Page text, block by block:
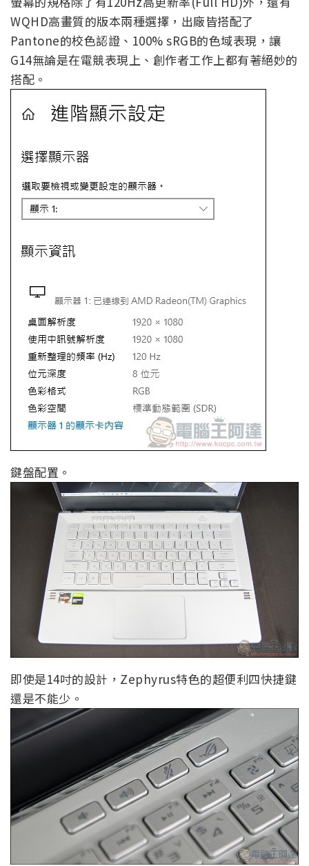
WQHD高畫質的版本兩種選擇，出廠皆搭配了
Pantone的校色認證、100% sRGB的色域表現，讓
G14無論是在電競表現上、創作者工作上都有著絕妙的
搭配。
鍵盤配置。
即使是14吋的設計，Zephyrus特色的超便利四快捷鍵
還是不能少。